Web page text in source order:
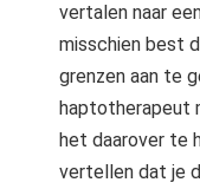
vertalen naar
misschien best
grenzen aan te
haptotherapeut
het daarover te
vertellen dat je